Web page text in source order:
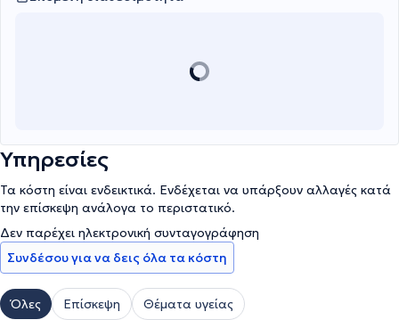
Υπηρεσίες
Τα κόστη είναι ενδεικτικά. Ενδέχεται να υπάρξουν αλλαγές κατά
την επίσκεψη ανάλογα το περιστατικό.
Δεν παρέχει ηλεκτρονική συνταγογράφηση
Συνδέσου για να δεις όλα τα κόστη
Όλες Επίσκεψη Θέματα υγείας